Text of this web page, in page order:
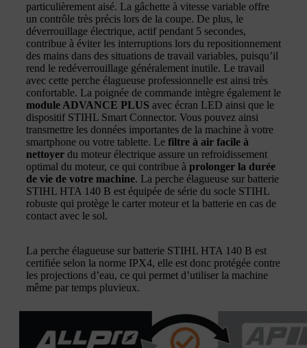
particulièrement aisé. La gâchette à vitesse variable offre
un contrôle très précis lors de la coupe. De plus, le
déverrouillage électrique, actif pendant 5 secondes,
contribue à éviter les interruptions lors du repositionnement
des mains dans des situations de travail variables, puisqu’il
rend le redéverrouillage généralement inutile. Le travail
avec cette perche élagueuse professionnelle est ainsi très
confortable. La poignée de commande intègre également le
module ADVANCE PLUS avec écran LED ainsi que le
dispositif STIHL Smart Connector. Vous pouvez ainsi
transmettre les données importantes de la machine à votre
smartphone ou votre tablette. Le filtre à air facile à
nettoyer du moteur électrique assure un refroidissement
optimal du moteur, ce qui contribue à prolonger la durée
de vie de votre machine. La perche élagueuse sur batterie
STIHL HTA 140 B est équipée de série du socle STIHL
robuste qui protège le carter moteur et la batterie en cas de
contact avec le sol.
La perche élagueuse sur batterie STIHL HTA 140 B est
certifiée selon la norme IPX4, elle est donc protégée contre
les projections d’eau, ce qui permet d’utiliser la machine
même par temps pluvieux.